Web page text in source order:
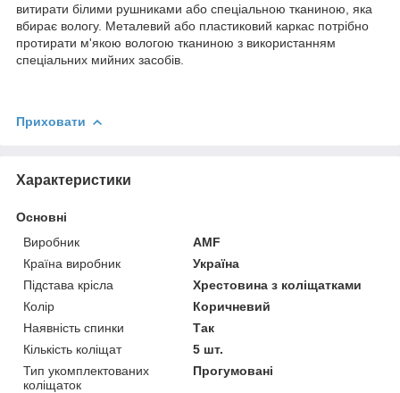
витирати білими рушниками або спеціальною тканиною, яка
вбирає вологу. Металевий або пластиковий каркас потрібно
протирати м'якою вологою тканиною з використанням
спеціальних мийних засобів.
Приховати
Характеристики
Основні
Виробник
AMF
Країна виробник
Україна
Підстава крісла
Хрестовина з коліщатками
Колір
Коричневий
Наявність спинки
Так
Кількість коліщат
5 шт.
Тип укомплектованих
коліщаток
Прогумовані